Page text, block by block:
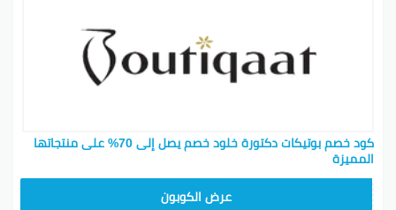
كود خصم بوتيكات دكتورة خلود خصم يصل إلى 70% على منتجاتها
المميزة
عرض الكوبون